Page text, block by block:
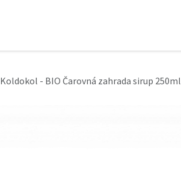
Koldokol - BIO Čarovná zahrada sirup 250ml